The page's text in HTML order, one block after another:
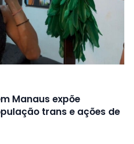
Manaus expõe
trans e ações de